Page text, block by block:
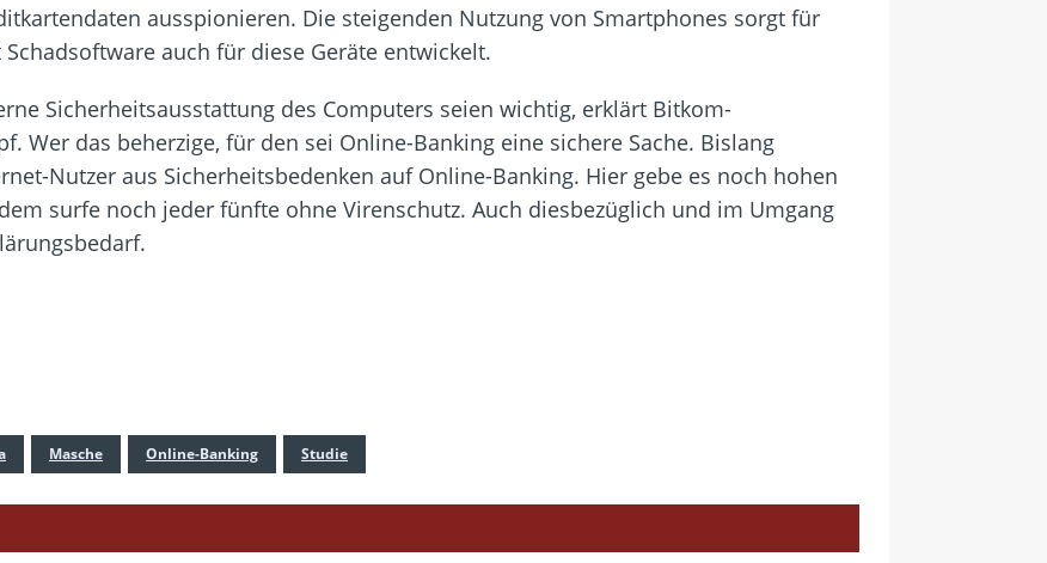
ausspionieren. Die steigenden Nutzung von Smartphones sorgt für
auch für diese Geräte entwickelt.
Sicherheitsausstattung des Computers seien wichtig, erklärt Bitkom-
Wer das beherzige, für den sei Online-Banking eine sichere Sache. Bislang
Nutzer aus Sicherheitsbedenken auf Online-Banking. Hier gebe es noch hohen
surfe noch jeder fünfte ohne Virenschutz. Auch diesbezüglich und im Umgang
Masche Online-Banking Studie